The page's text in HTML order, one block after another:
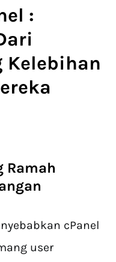
:
Kelebihan
Ramah
cPanel
user